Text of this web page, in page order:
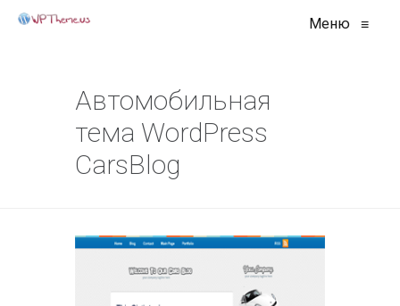
Меню ≡
Автомобильная
тема WordPress
CarsBlog